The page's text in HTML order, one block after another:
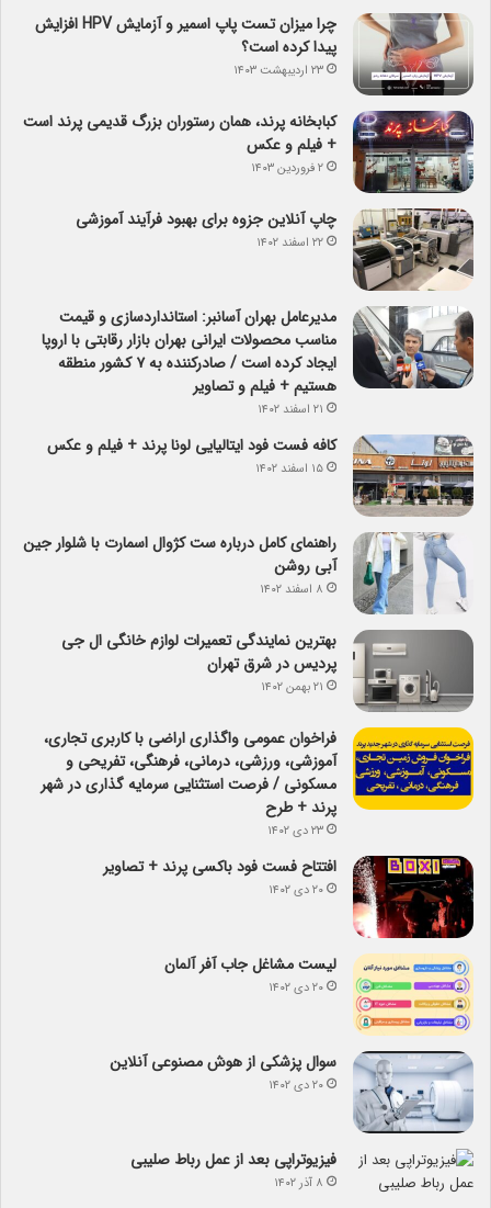
چرا میزان تست پاپ اسمیر و آزمایش HPV افزایش
پیدا کرده است؟
۲۳ اردیبهشت ۱۴۰۳
کبابخانه پرند، همان رستوران بزرگ قدیمی پرند است
+ فیلم و عکس
۲ فروردین ۱۴۰۳
چاپ آنلاین جزوه برای بهبود فرآیند آموزشی
۲۲ اسفند ۱۴۰۲
مدیرعامل بهران آسانبر: استانداردسازی و قیمت
مناسب محصولات ایرانی بهران بازار رقابتی با اروپا
ایجاد کرده است / صادرکننده به ۷ کشور منطقه
هستیم + فیلم و تصاویر
۲۱ اسفند ۱۴۰۲
کافه فست فود ایتالیایی لونا پرند + فیلم و عکس
۱۵ اسفند ۱۴۰۲
راهنمای کامل درباره ست کژوال اسمارت با شلوار جین
آبی روشن
۸ اسفند ۱۴۰۲
بهترین نمایندگی تعمیرات لوازم خانگی ال جی
پردیس در شرق تهران
۲۱ بهمن ۱۴۰۲
فراخوان عمومی واگذاری اراضی با کاربری تجاری،
آموزشی، ورزشی، درمانی، فرهنگی، تفریحی و
مسکونی / فرصت استثنایی سرمایه گذاری در شهر
پرند + طرح
۲۳ دی ۱۴۰۲
افتتاح فست فود باکسی پرند + تصاویر
۲۰ دی ۱۴۰۲
لیست مشاغل جاب آفر آلمان
۲۰ دی ۱۴۰۲
سوال پزشکی از هوش مصنوعی آنلاین
۲۰ دی ۱۴۰۲
فیزیوتراپی بعد از عمل رباط صلیبی
۸ آذر ۱۴۰۲